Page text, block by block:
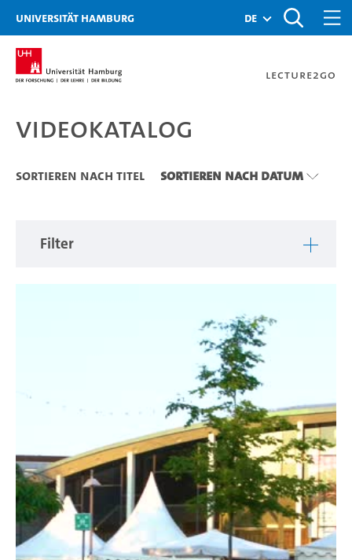
Zu den Filtern
Zur Metanavigation
Zur Hauptnavigation
Zur Suche
Zum Inhalt
Zum Seitenfuss
Universität Hamburg de
Lecture2Go
Videokatalog
Videokatalog
Sortieren nach Titel Sortieren nach Datum
Filter